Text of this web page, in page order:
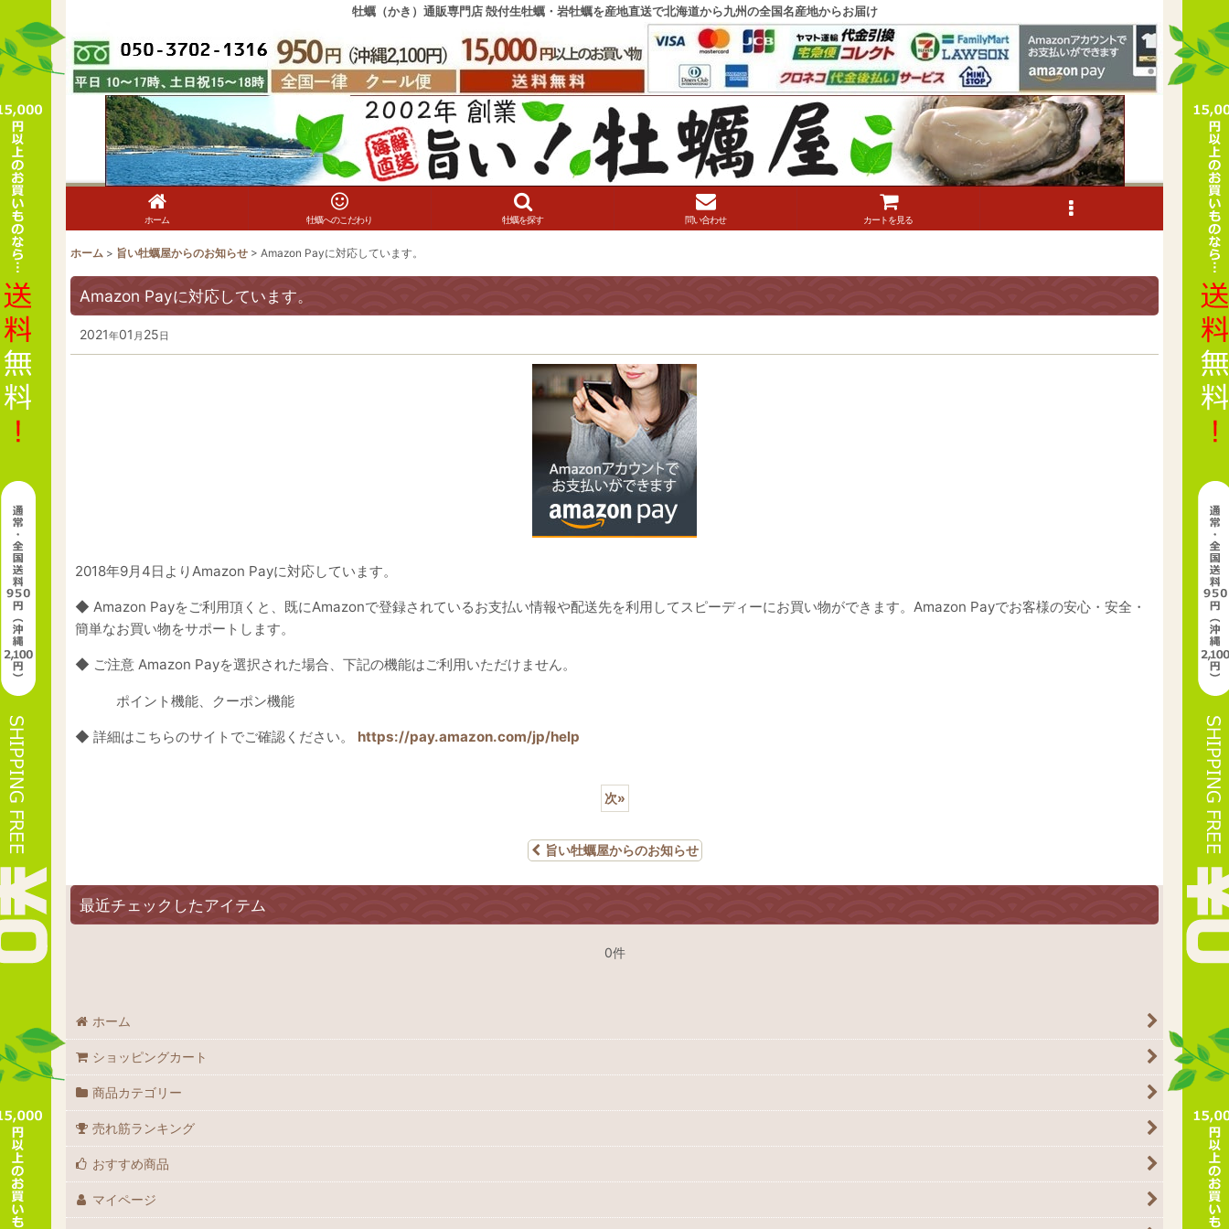
牡蠣（かき）通販専門店 殻付生牡蠣・岩牡蠣を産地直送で北海道から九州の全国名産地からお届け
ホーム 牡蠣へのこだわり 牡蠣を探す 問い合わせ カートを見る
ホーム > 旨い牡蠣屋からのお知らせ > Amazon Payに対応しています。
Amazon Payに対応しています。
2021年01 月 25日
2018年9月4日よりAmazon Payに対応しています。
◆ Amazon Payをご利用頂くと、既にAmazonで登録されているお支払い情報や配送先を利用してスピーディーにお買い物ができます。Amazon Payでお客様の安心・安全・
簡単なお買い物をサポートします。
◆ ご注意 Amazon Payを選択された場合、下記の機能はご利用いただけません。
ポイント機能、クーポン機能
◆ 詳細はこちらのサイトでご確認ください。 https://pay.amazon.com/jp/help
次»
旨い牡蠣屋からのお知らせ
最近チェックしたアイテム
0件
ホーム
ショッピングカート
商品カテゴリー
売れ筋ランキング
おすすめ商品
マイページ